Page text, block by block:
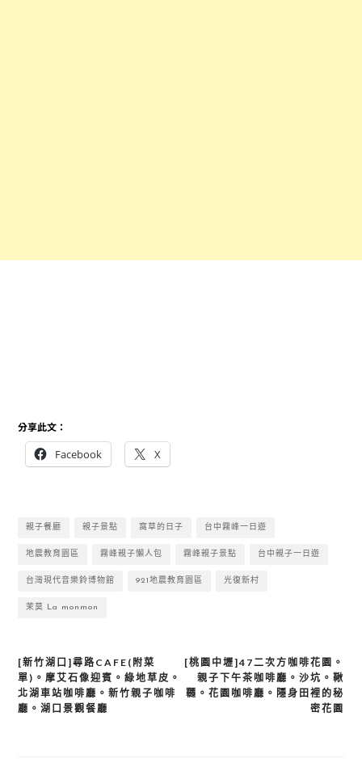
分享此文：
Facebook X
親子餐廳 親子景點 窩草的日子 台中霧峰一日遊
地震教育園區 霧峰親子懶人包 霧峰親子景點 台中親子一日遊
台灣現代音樂鈴博物館 921地震教育園區 光復新村
茉莫 La monmon
文
章
導
[桃園中壢]47二次方咖啡花園。
親子下午茶咖啡廳。沙坑。鞦
韆。花園咖啡廳。隱身田裡的秘
密花園
[新竹湖口]尋路CAFE(附菜
單)。摩艾石像迎賓。綠地草皮。
北湖車站咖啡廳。新竹親子咖啡
廳。湖口景觀餐廳